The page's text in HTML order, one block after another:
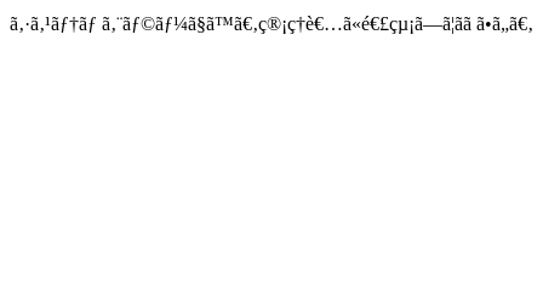
ã‚·ã‚¹ãƒ†ãƒ ã‚¨ãƒ©ãƒ¼ã§ã™ã€‚ç®¡ç†è€…ã«é€£çµ¡ã—ã¦ãã ã•ã„ã€‚